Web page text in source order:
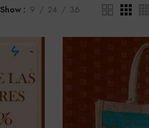
Show 9 24 36